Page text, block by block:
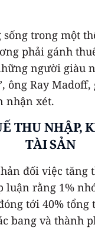
sống trong một
phải gánh
người giàu
ông Ray
nhận xét.
THU NHẬP,
TÀI SẢN
đối việc tăng
luận rằng 1%
tới 40% tổng
bang và thành